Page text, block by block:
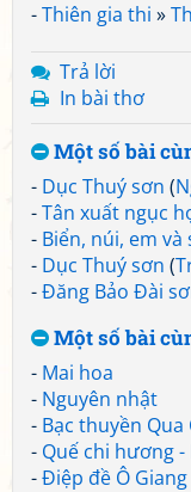
-Thiên gia thi »
Trả lời
In bài thơ
Một số bài
- Dục Thuý sơn (
-Tân xuất ngục
- Biển, núi, em và
- Dục Thuý sơn (
-Đăng Bảo Đài
Một số bài
- Mai hoa
- Nguyên nhật
- Bạc thuyền Qua
- Quế chi hương -
-Điệp đề Ô